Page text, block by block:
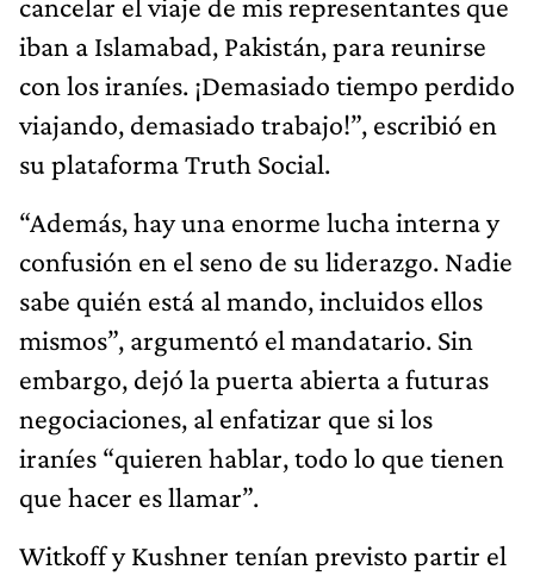
iban a Islamabad, Pakistán, para reunirse
con los iraníes. ¡Demasiado tiempo perdido
viajando, demasiado trabajo!”, escribió en
su plataforma Truth Social.
“Además, hay una enorme lucha interna y
confusión en el seno de su liderazgo. Nadie
sabe quién está al mando, incluidos ellos
mismos”, argumentó el mandatario. Sin
embargo, dejó la puerta abierta a futuras
negociaciones, al enfatizar que si los
iraníes “quieren hablar, todo lo que tienen
que hacer es llamar”.
Witkoff y Kushner tenían previsto partir el